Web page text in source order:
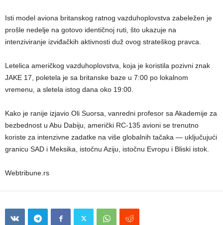
Isti model aviona britanskog ratnog vazduhoplovstva zabeležen je
prošle nedelje na gotovo identičnoj ruti, što ukazuje na
intenziviranje izviđačkih aktivnosti duž ovog strateškog pravca.
Letelica američkog vazduhoplovstva, koja je koristila pozivni znak
JAKE 17, poletela je sa britanske baze u 7:00 po lokalnom
vremenu, a sletela istog dana oko 19:00.
Kako je ranije izjavio Oli Suorsa, vanredni profesor sa Akademije za
bezbednost u Abu Dabiju, američki RC-135 avioni se trenutno
koriste za intenzivne zadatke na više globalnih tačaka — uključujući
granicu SAD i Meksika, istočnu Aziju, istočnu Evropu i Bliski istok.
Webtribune.rs